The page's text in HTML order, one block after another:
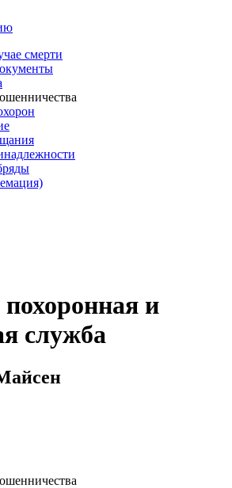
смерти
похоронная и
служба